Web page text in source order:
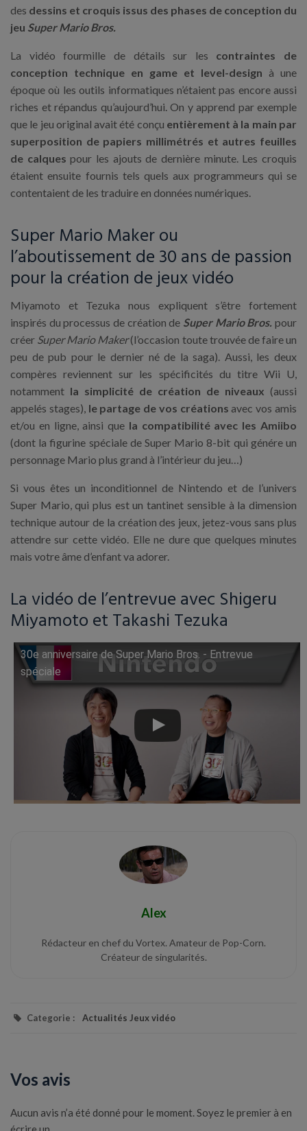
des dessins et croquis issus des phases de conception du
jeu Super Mario Bros.
La vidéo fourmille de détails sur les contraintes de
conception technique en game et level-design à une
époque où les outils informatiques n’étaient pas encore aussi
riches et répandus qu’aujourd’hui. On y apprend par exemple
que le jeu original avait été conçu entièrement à la main par
superposition de papiers millimétrés et autres feuilles
de calques pour les ajouts de dernière minute. Les croquis
étaient ensuite fournis tels quels aux programmeurs qui se
contentaient de les traduire en données numériques.
Super Mario Maker ou
l’aboutissement de 30 ans de passion
pour la création de jeux vidéo
Miyamoto et Tezuka nous expliquent s’être fortement
inspirés du processus de création de Super Mario Bros. pour
créer Super Mario Maker(l’occasion toute trouvée de faire un
peu de pub pour le dernier né de la saga). Aussi, les deux
compères reviennent sur les spécificités du titre Wii U,
notamment la simplicité de création de niveaux (aussi
appelés stages), le partage de vos créations avec vos amis
et/ou en ligne, ainsi que la compatibilité avec les Amiibo
(dont la figurine spéciale de Super Mario 8-bit qui génére un
personnage Mario plus grand à l’intérieur du jeu…)
Si vous êtes un inconditionnel de Nintendo et de l’univers
Super Mario, qui plus est un tantinet sensible à la dimension
technique autour de la création des jeux, jetez-vous sans plus
attendre sur cette vidéo. Elle ne dure que quelques minutes
mais votre âme d’enfant va adorer.
La vidéo de l’entrevue avec Shigeru
Miyamoto et Takashi Tezuka
30e anniversaire de Super Mario Bros. - Entrevue
spéciale
Lire cette vidéo sur YouTube
Alex
Rédacteur en chef du Vortex. Amateur de Pop-Corn.
Créateur de singularités.
Categorie : Actualités Jeux vidéo
Vos avis
Aucun avis n’a été donné pour le moment. Soyez le premier à en